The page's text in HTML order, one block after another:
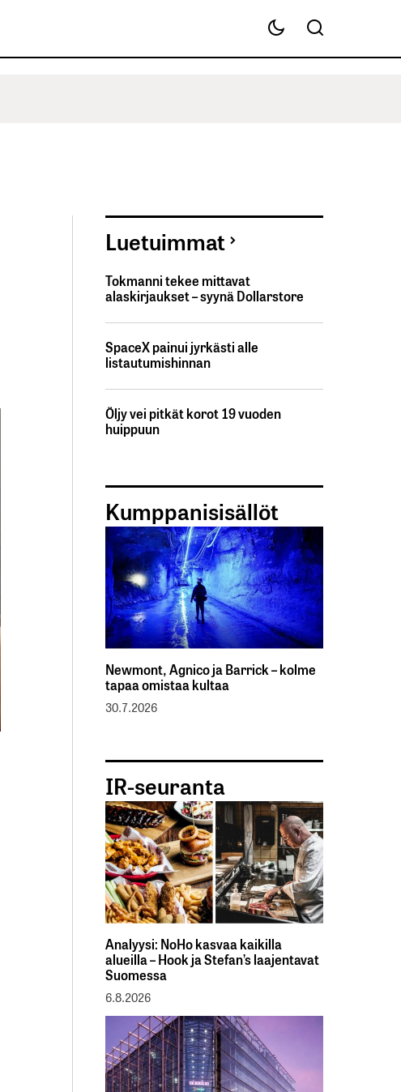
Luetuimmat
Tokmanni tekee mittavat
alaskirjaukset – syynä Dollarstore
SpaceX painui jyrkästi alle
listautumishinnan
Öljy vei pitkät korot 19 vuoden
huippuun
Kumppanisisällöt
Newmont, Agnico ja Barrick – kolme
tapaa omistaa kultaa
30.7.2026
IR-seuranta
Analyysi: NoHo kasvaa kaikilla
alueilla – Hook ja Stefan’s laajentavat
Suomessa
6.8.2026